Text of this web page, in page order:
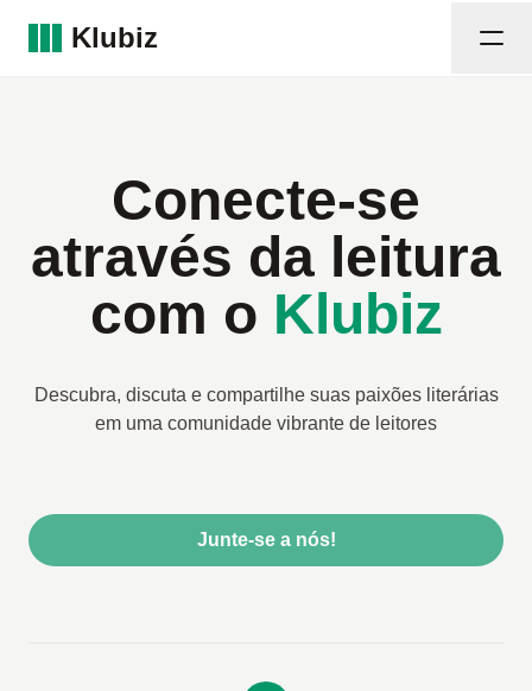
Klubiz
Destaques
Reviews
Junte-se a nós!
Conecte-se
através da leitura
com o Klubiz
Descubra, discuta e compartilhe suas paixões literárias
em uma comunidade vibrante de leitores
Junte-se a nós!